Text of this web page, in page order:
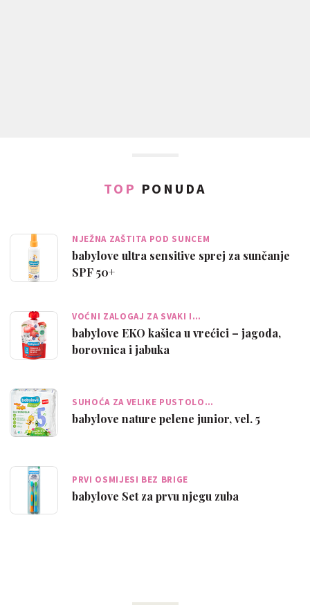
TOP PONUDA
NJEŽNA ZAŠTITA POD SUNCEM
babylove ultra sensitive sprej za sunčanje
SPF 50+
VOĆNI ZALOGAJ ZA SVAKI I…
babylove EKO kašica u vrećici – jagoda,
borovnica i jabuka
SUHOĆA ZA VELIKE PUSTOLO…
babylove nature pelene junior, vel. 5
PRVI OSMIJESI BEZ BRIGE
babylove Set za prvu njegu zuba